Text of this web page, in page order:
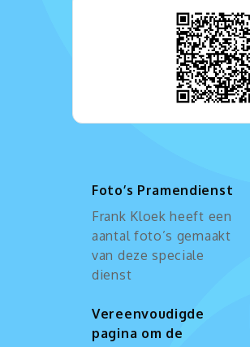
Foto’s Pramendienst
Frank Kloek heeft een
aantal foto’s gemaakt
van deze speciale
dienst
Vereenvoudigde
pagina om de